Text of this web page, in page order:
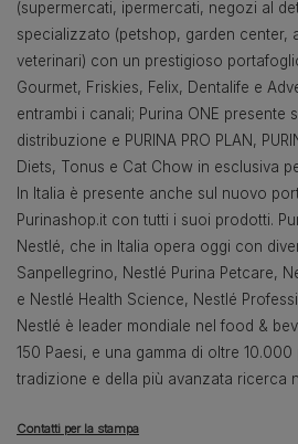
(supermercati, ipermercati, negozi al
specializzato (petshop, garden center,
veterinari) con un prestigioso
Gourmet, Friskies, Felix, Dentalife e
entrambi i canali; Purina ONE presente
distribuzione e PURINA PRO PLAN,
Diets, Tonus e Cat Chow in esclusiva
In Italia è presente anche sul nuovo
Purinashop.it con tutti i suoi prodotti.
Nestlé, che in Italia opera oggi con
Sanpellegrino, Nestlé Purina Petcare,
e Nestlé Health Science, Nestlé
Nestlé è leader mondiale nel food &
150 Paesi, e una gamma di oltre
tradizione e della più avanzata ricerca
Contatti per la stampa